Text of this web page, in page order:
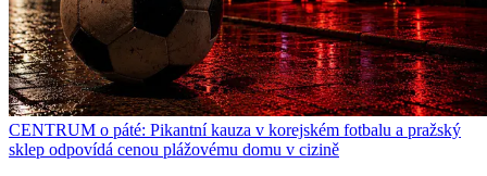
CENTRUM o páté: Pikantní kauza v korejském fotbalu a pražský
sklep odpovídá cenou plážovému domu v cizině